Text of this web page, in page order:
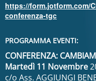
https://form.jotform.com/
conferenza-tgc
PROGRAMMA EVENTI:
CONFERENZA:
Martedì 11 Novembre
c/o Ass. AGGIUNGI